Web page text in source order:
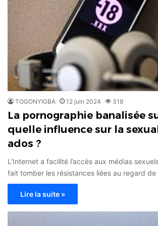
TOGONYIGBA 12 juin 2024 319
La pornographie banalisée
quelle influence sur la
ados ?
L’Internet a facilité l’accès aux médias
fait tomber les résistances liées au regard de
Lire la suite »